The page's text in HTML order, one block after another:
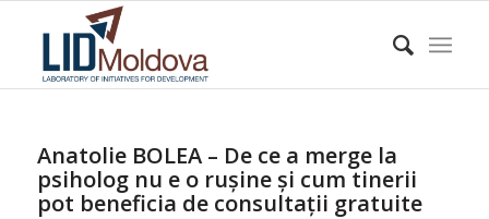
Anatolie BOLEA – De ce a merge la
psiholog nu e o rușine și cum tinerii
pot beneficia de consultații gratuite